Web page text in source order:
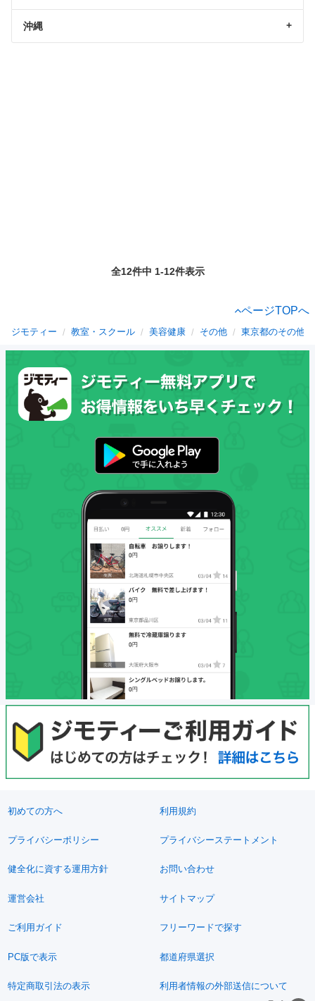
沖縄
全12件中 1-12件表示
ページTOPへ
ジモティー 教室・スクール 美容健康 その他 東京都のその他
初めての方へ 利用規約
プライバシーポリシー プライバシーステートメント
健全化に資する運用方針 お問い合わせ
運営会社 サイトマップ
ご利用ガイド フリーワードで探す
PC版で表示 都道府県選択
特定商取引法の表示 利用者情報の外部送信について